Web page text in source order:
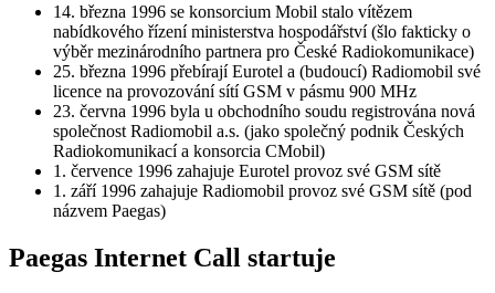
14. března 1996 se konsorcium Mobil stalo vítězem
nabídkového řízení ministerstva hospodářství (šlo fakticky o
výběr mezinárodního partnera pro České Radiokomunikace)
25. března 1996 přebírají Eurotel a (budoucí) Radiomobil své
licence na provozování sítí GSM v pásmu 900 MHz
23. června 1996 byla u obchodního soudu registrována nová
společnost Radiomobil a.s. (jako společný podnik Českých
Radiokomunikací a konsorcia CMobil)
1. července 1996 zahajuje Eurotel provoz své GSM sítě
1. září 1996 zahajuje Radiomobil provoz své GSM sítě (pod
názvem Paegas)
Paegas Internet Call startuje